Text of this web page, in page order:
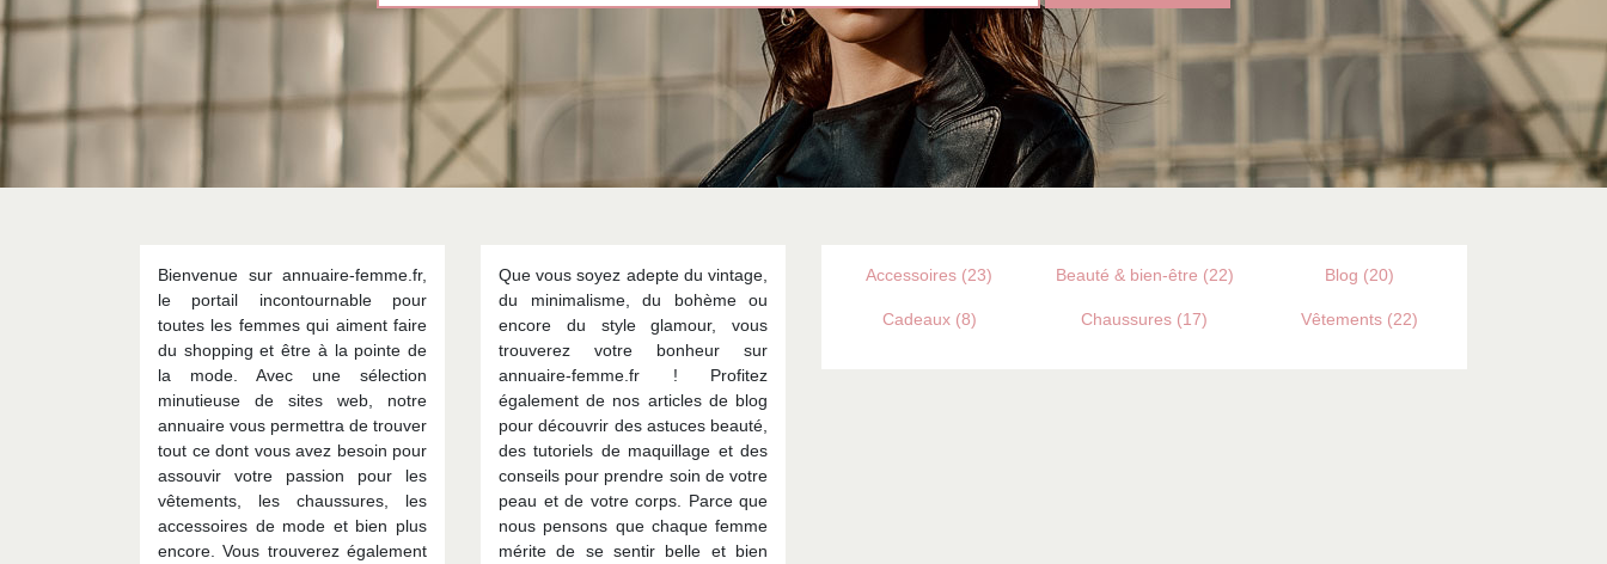
Bienvenue sur annuaire-femme.fr,
le portail incontournable pour
toutes les femmes qui aiment faire
du shopping et être à la pointe de
la mode. Avec une sélection
minutieuse de sites web, notre
annuaire vous permettra de trouver
tout ce dont vous avez besoin pour
assouvir votre passion pour les
vêtements, les chaussures, les
accessoires de mode et bien plus
encore. Vous trouverez également
Que vous soyez adepte du vintage,
du minimalisme, du bohème ou
encore du style glamour, vous
trouverez votre bonheur sur
annuaire-femme.fr ! Profitez
également de nos articles de blog
pour découvrir des astuces beauté,
des tutoriels de maquillage et des
conseils pour prendre soin de votre
peau et de votre corps. Parce que
nous pensons que chaque femme
mérite de se sentir belle et bien
Accessoires (23) Beauté & bien-être (22) Blog (20)
Cadeaux (8) Chaussures (17) Vêtements (22)